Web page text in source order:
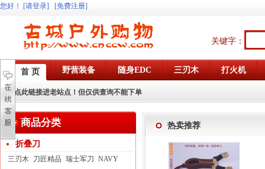
您好 ！ [请登录] [免费注册]
关键字：
首 页 野营装备 随身EDC 三刃木 打火机
点此链接进老站点！但仅供查询不能下单
商品分类
折叠刀
三刃木 刀匠精品 瑞士军刀 NAVY
热卖推荐